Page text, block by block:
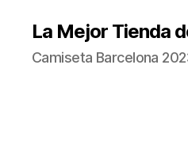
La Mejor Tienda
Camiseta Barcelona